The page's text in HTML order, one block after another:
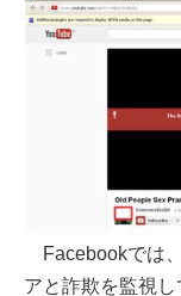
Facebookでは
アと詐欺を監視